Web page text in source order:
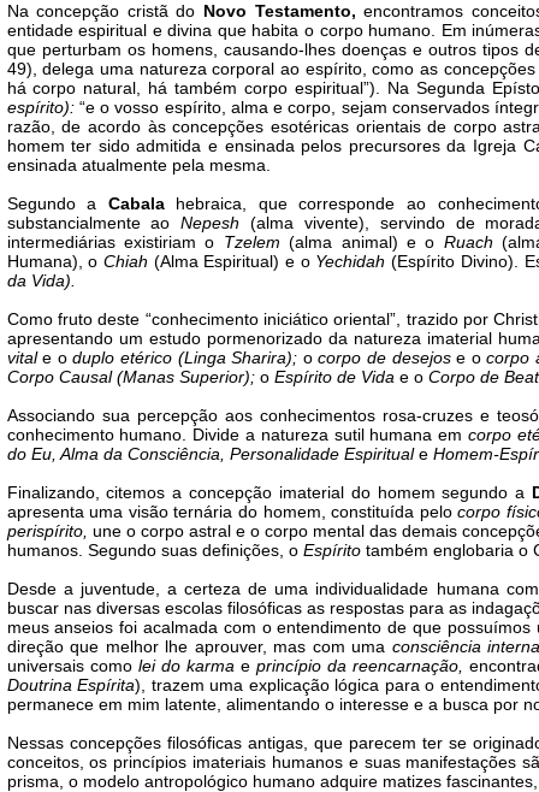
Na concepção cristã do Novo Testamento, encontramos
entidade espiritual e divina que habita o corpo humano. Em
que perturbam os homens, causando-lhes doenças e outros tipos
49), delega uma natureza corporal ao espírito, como as
há corpo natural, há também corpo espiritual”). Na Segunda
espírito):“e o vosso espírito, alma e corpo, sejam conservados
razão, de acordo às concepções esotéricas orientais de corpo
homem ter sido admitida e ensinada pelos precursores da Igreja
ensinada atualmente pela mesma.
Segundo a Cabalahebraica, que corresponde ao
substancialmente aoNepesh (alma vivente), servindo de
intermediárias existiriam o Tzelem (alma animal) e o Ruach
Humana), o Chiah (Alma Espiritual) e o Yechidah (Espírito Divino).
da Vida).
Como fruto deste “conhecimento iniciático oriental”, trazido por
apresentando um estudo pormenorizado da natureza imaterial
vitale oduplo etérico (Linga Sharira); ocorpo de desejose ocorpo
Corpo Causal (Manas Superior);o Espírito de Vida e o Corpo de
Associando sua percepção aos conhecimentos rosa-cruzes e
conhecimento humano. Divide a natureza sutil humana em corpo
do Eu, Alma da Consciência, Personalidade Espirituale Homem-
Finalizando, citemos a concepção imaterial do homem segundo a
apresenta uma visão ternária do homem, constituída pelocorpo
perispírito, une o corpo astral e o corpo mental das demais
humanos. Segundo suas definições, o Espíritotambém englobaria o
Desde a juventude, a certeza de uma individualidade humana
buscar nas diversas escolas filosóficas as respostas para as
meus anseios foi acalmada com o entendimento de que
direção que melhor lhe aprouver, mas com uma consciência
universais como lei do karma eprincípio da reencarnação,
Doutrina Espírita), trazem uma explicação lógica para o
permanece em mim latente, alimentando o interesse e a busca por
Nessas concepções filosóficas antigas, que parecem ter se
conceitos, os princípios imateriais humanos e suas manifestações
prisma, o modelo antropológico humano adquire matizes